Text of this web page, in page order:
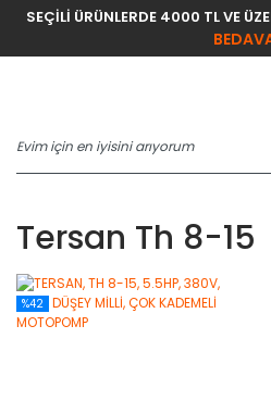
SEÇİLİ ÜRÜNLERDE 4000 TL VE
Tersan Th 8-15
%42